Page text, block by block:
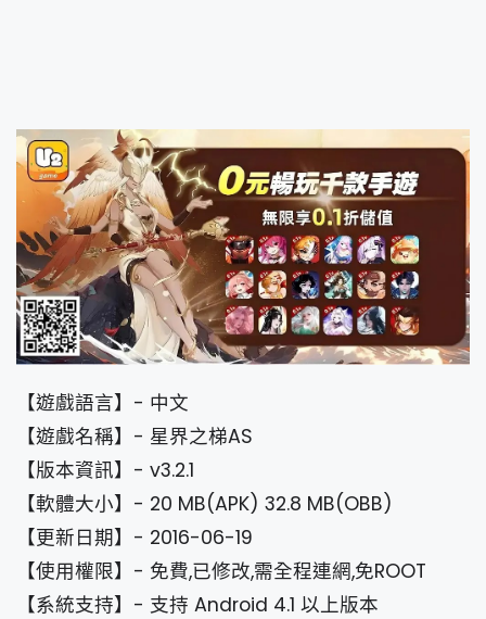
【遊戲語言】- 中文
【遊戲名稱】- 星界之梯AS
【版本資訊】- v3.2.1
【軟體大小】- 20 MB(APK) 32.8 MB(OBB)
【更新日期】- 2016-06-19
【使用權限】- 免費,已修改,需全程連網,免ROOT
【系統支持】- 支持 Android 4.1 以上版本